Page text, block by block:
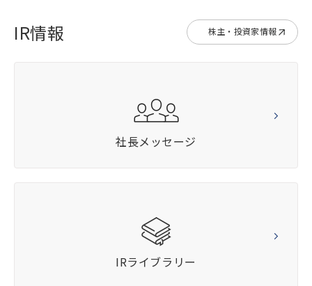
IR情報 株主・投資家情報
社長メッセージ
IRライブラリー